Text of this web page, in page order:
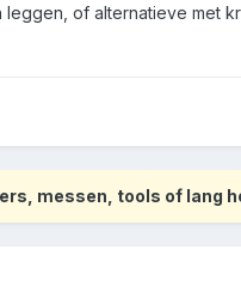
of alternatieve met
messen, tools of lang